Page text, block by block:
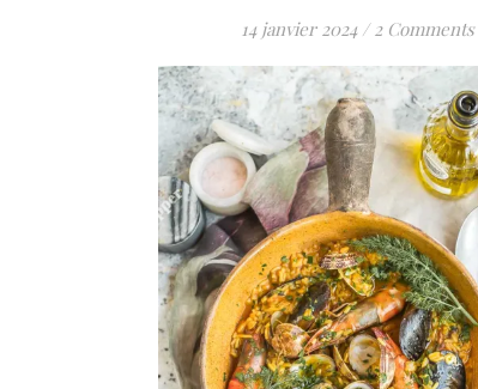
14 janvier 2024 / 2 Comments